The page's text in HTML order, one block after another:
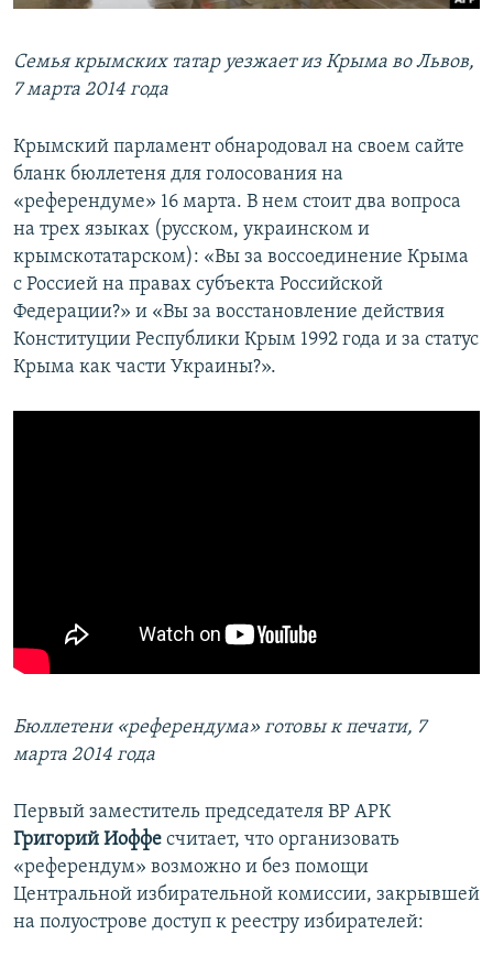
Семья крымских татар уезжает из Крыма во Львов,
7 марта 2014 года
Крымский парламент обнародовал на своем сайте
бланк бюллетеня для голосования на
«референдуме» 16 марта. В нем стоит два вопроса
на трех языках (русском, украинском и
крымскотатарском): «Вы за воссоединение Крыма
с Россией на правах субъекта Российской
Федерации?» и «Вы за восстановление действия
Конституции Республики Крым 1992 года и за статус
Крыма как части Украины?».
Бюллетени «референдума» готовы к печати, 7
марта 2014 года
Первый заместитель председателя ВР АРК
Григорий Иоффе считает, что организовать
«референдум» возможно и без помощи
Центральной избирательной комиссии, закрывшей
на полуострове доступ к реестру избирателей: